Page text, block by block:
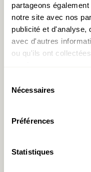
partageons
notre site avec nos
publicité et d'analyse,
avec d'autres
ou qu'ils ont
Nécessaires
Préférences
Statistiques
Décryptage
Apostille au
travail n°19 sur le